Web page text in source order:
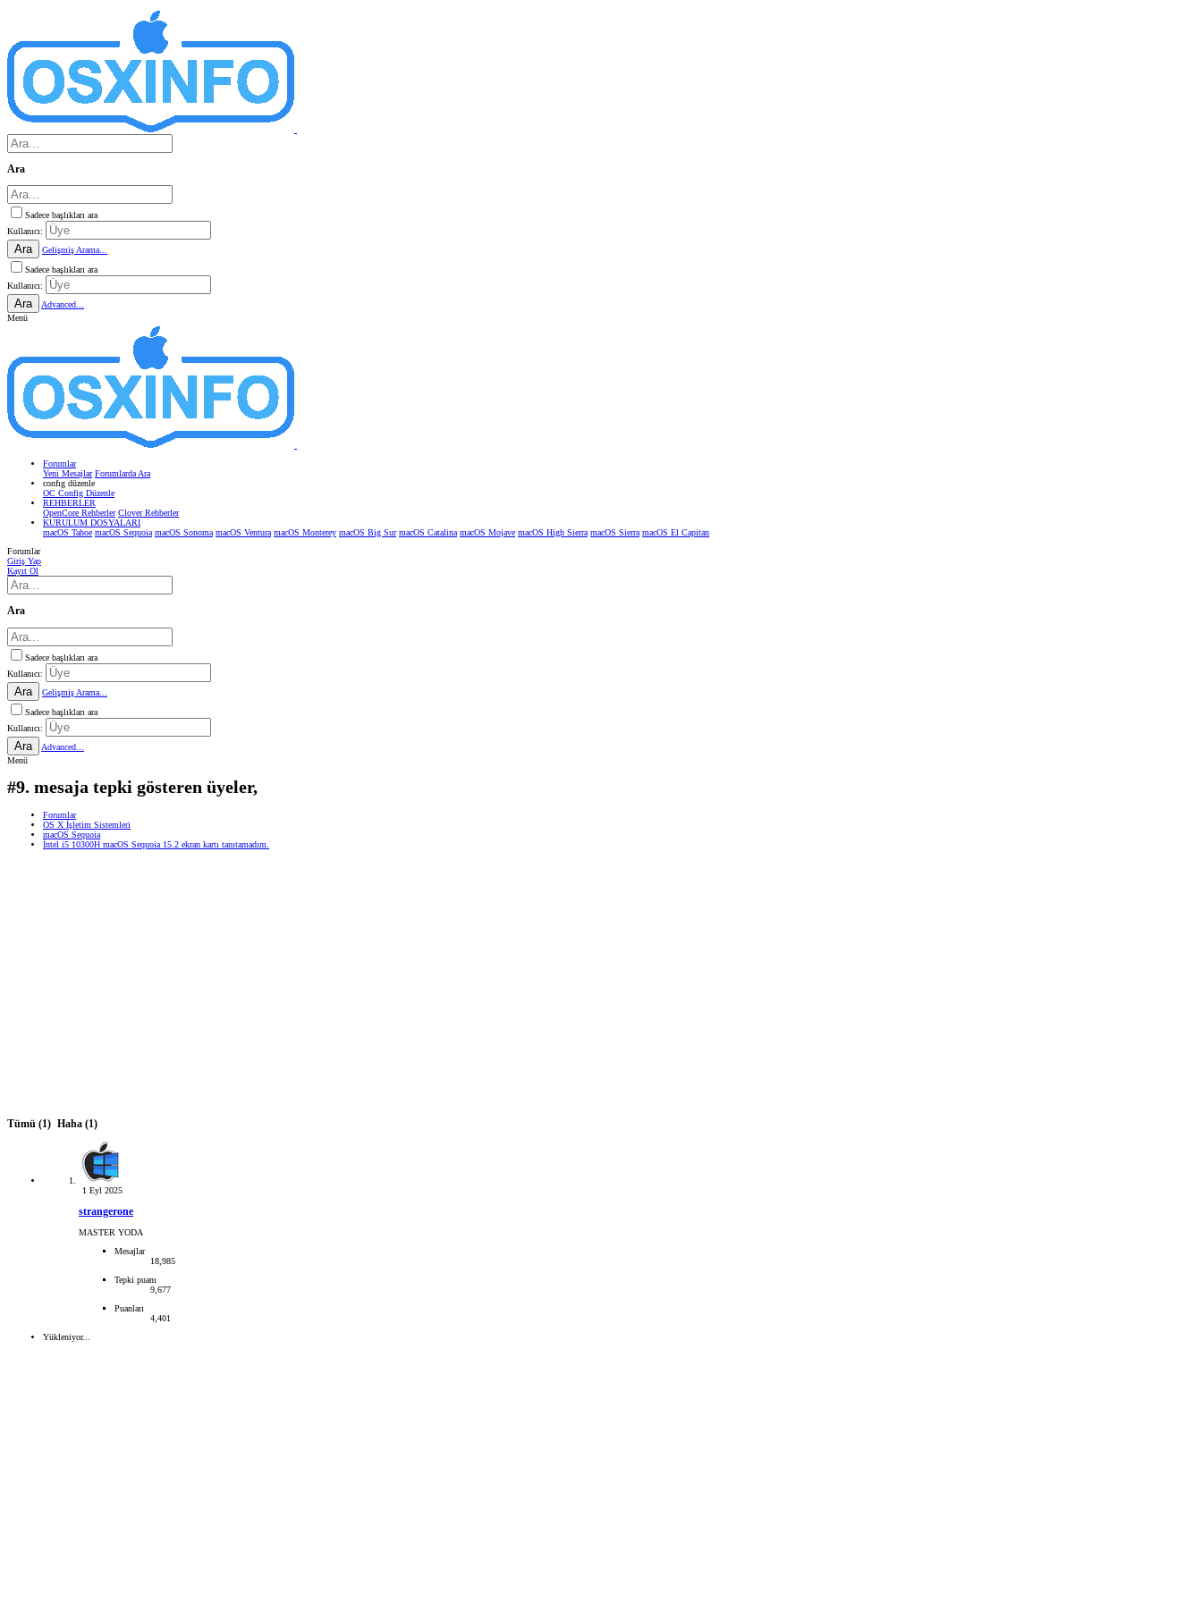
Ara
Sadece başlıkları ara
Kullanıcı:
Ara
Gelişmiş Arama...
Sadece başlıkları ara
Kullanıcı:
Ara
Advanced...
Menü
Forumlar
Yeni Mesajlar Forumlarda Ara
confıg düzenle
OC Config Düzenle
REHBERLER
OpenCore Rehberler Clover Rehberler
KURULUM DOSYALARI
macOS Tahoe macOS Sequoia macOS Sonoma macOS Ventura macOS Monterey macOS Big Sur macOS Catalina macOS Mojave macOS High Sierra macOS Sierra macOS El Capitan
Forumlar
Giriş Yap
Kayıt Ol
Ara
Sadece başlıkları ara
Kullanıcı:
Ara
Gelişmiş Arama...
Sadece başlıkları ara
Kullanıcı:
Ara
Advanced...
Menü
#9. mesaja tepki gösteren üyeler,
Forumlar
OS X İşletim Sistemleri
macOS Sequoia
İntel i5 10300H macOS Sequoia 15.2 ekran kartı tanıtamadım.
Tümü (1) Haha (1)
1 Eyl 2025
strangerone
MASTER YODA
Mesajlar
18,985
Tepki puanı
9,677
Puanları
4,401
Yükleniyor...